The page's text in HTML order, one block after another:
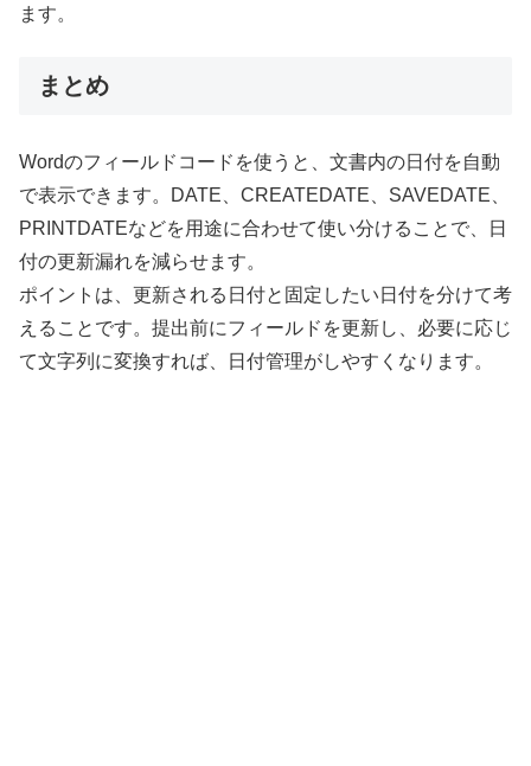
ます。
まとめ
Wordのフィールドコードを使うと、文書内の日付を自動
で表示できます。DATE、CREATEDATE、SAVEDATE、
PRINTDATEなどを用途に合わせて使い分けることで、日
付の更新漏れを減らせます。
ポイントは、更新される日付と固定したい日付を分けて考
えることです。提出前にフィールドを更新し、必要に応じ
て文字列に変換すれば、日付管理がしやすくなります。